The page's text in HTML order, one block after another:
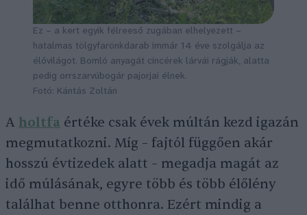
Ez – a kert egyik félreeső zugában elhelyezett –
hatalmas tölgyfarönkdarab immár 14 éve szolgálja az
élővilágot. Bomló anyagát cincérek lárvái rágják, alatta
pedig orrszarvúbogár pajorjai élnek.
Fotó: Kántás Zoltán
A holtfa értéke csak évek múltán kezd igazán
megmutatkozni. Míg – fajtól függően akár
hosszú évtizedek alatt – megadja magát az
idő múlásának, egyre több és több élőlény
találhat benne otthonra. Ezért mindig a